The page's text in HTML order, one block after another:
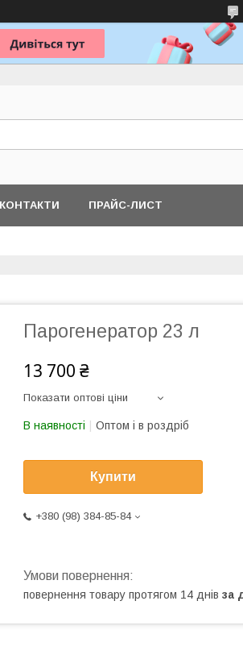
КОНТАКТИ ПРАЙС-ЛИСТ
Парогенератор 23 л
13 700 ₴
Показати оптові ціни
В наявності Оптом і в роздріб
Купити
+380 (98) 384-85-84
повернення товару протягом 14 днів за